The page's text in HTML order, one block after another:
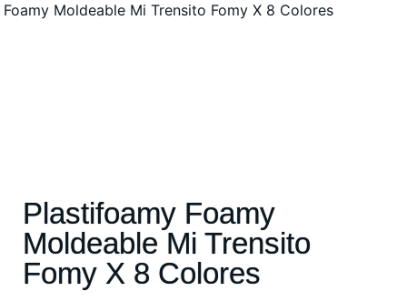
Foamy Moldeable Mi Trensito Fomy X 8 Colores
Plastifoamy Foamy
Moldeable Mi Trensito
Fomy X 8 Colores